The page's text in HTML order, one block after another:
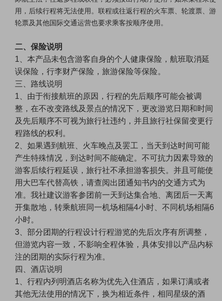
用，后续行程将无法使用。联程或往返行程的火车票、轮渡票、游
轮票及其他国际交通运营也要求乘客按顺序使用。
二、保险说明
1、本产品未包含游客自身的个人健康保险，航班取消延
误保险，行李财产保险，旅游保险等保险。
三、路线说明
1、由于衔接航班的原因，行程的先后顺序可能会被调
整，在不改变路线及景点的情况下，更改游览日期和时间
及先后顺序不可视为旅行社违约，并且旅行社保留变更行
程路线的权利。
2、如果遇到航班、火车晚点及罢工，当天到达时间可能
产生特殊情况，到达时间不能确定。不可抗力因素导致的
游客后续行程延误，旅行社不承担游客损失。并且可能使
用大巴车代替高铁，请查阅出团通知书内的交通方式为
准。我社建议游客参团前一天到达集合地、离团后一天离
开集散地，转乘航班同一机场相隔4小时、不同机场相隔6
小时。
3、部分团期的行程设计行程游览的先后次序有所调整，
但游览内容一致，不影响全程体验，具体安排以产品内标
注的团期的实际行程为准。
四、酒店说明
1、行程内列明酒店名称为优先入住酒店，如果订满或者
其他无法使用的情况下，换为相近条件，相同星级的酒